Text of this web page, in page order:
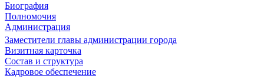
Биография
Полномочия
Администрация
Заместители главы администрации города
Визитная карточка
Состав и структура
Кадровое обеспечение